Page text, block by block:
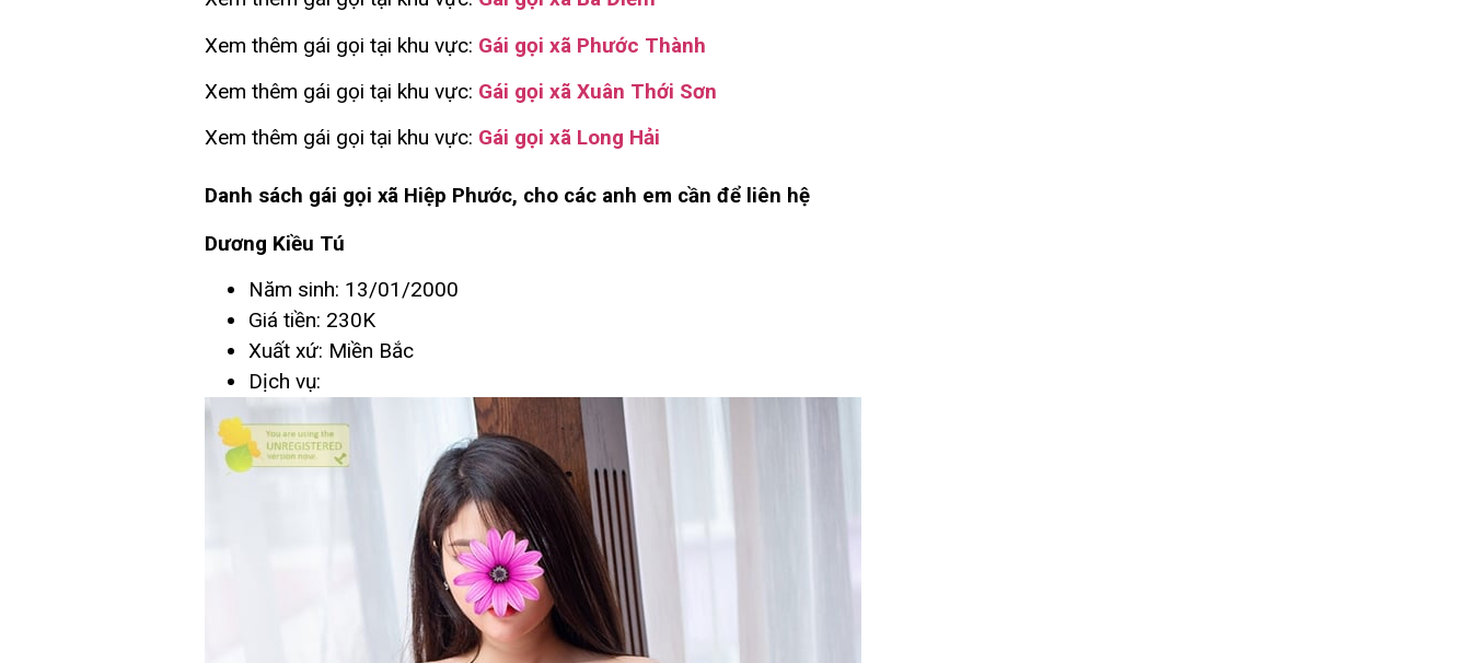
Xem thêm gái gọi tại khu vực: Gái gọi xã Phước Thành
Xem thêm gái gọi tại khu vực: Gái gọi xã Xuân Thới Sơn
Xem thêm gái gọi tại khu vực: Gái gọi xã Long Hải
Danh sách gái gọi xã Hiệp Phước, cho các anh em cần để liên hệ
Dương Kiều Tú
Năm sinh: 13/01/2000
Giá tiền: 230K
Xuất xứ: Miền Bắc
Dịch vụ: